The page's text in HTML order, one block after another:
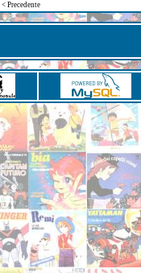
< Precedente